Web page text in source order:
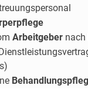
Arbeitgeber nach